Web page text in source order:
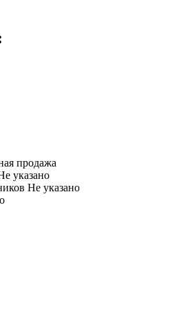
продажа
указано
Не указано